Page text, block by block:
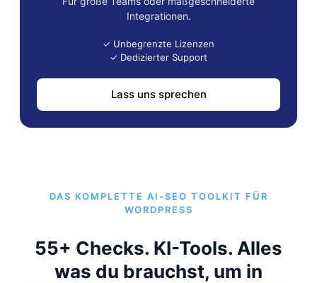
Integrationen.
✓ Unbegrenzte Lizenzen
✓ Dedizierter Support
Lass uns sprechen
DAS KOMPLETTE AI-SEO TOOLKIT FÜR
WORDPRESS
55+ Checks. KI-Tools. Alles
was du brauchst, um in